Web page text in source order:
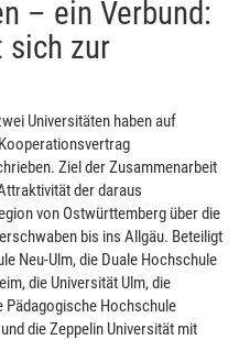
– ein Verbund:
sich zur
Universitäten haben auf
Ziel der Zusammenarbeit
der daraus
von Ostwürttemberg über die
bis ins Allgäu. Beteiligt
Neu-Ulm, die Duale Hochschule
die Universität Ulm, die
Pädagogische Hochschule
die Zeppelin Universität mit